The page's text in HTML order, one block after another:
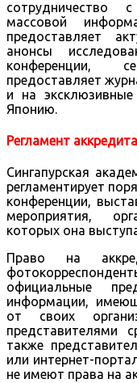
сотрудничество
массовой
предоставляет
анонсы
конференции,
предоставляет
и на
Японию.
Регламент
Сингапурская
регламентирует
конференции,
мероприятия,
которых она
Право на
официальные
информации,
от своих
представителями
также
или интернет-
не имеют права на